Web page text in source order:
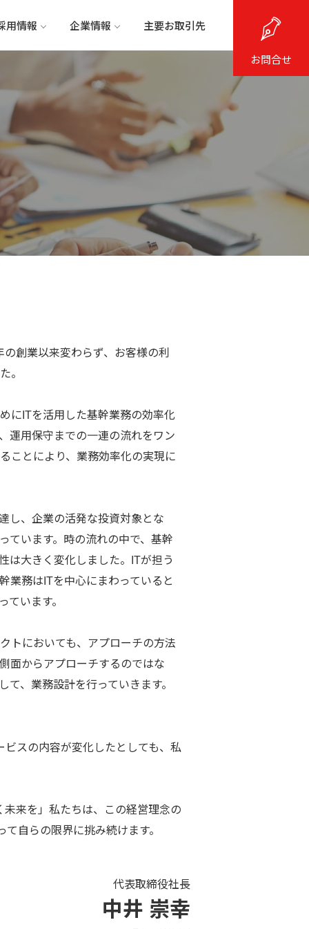
用情報 企業情報 主要お取引先
お問合せ
創業以来変わらず、お客様の利
。
にITを活用した基幹業務の効率化
運用保守までの一連の流れをワン
ことにより、業務効率化の実現に
し、企業の活発な投資対象とな
ています。時の流れの中で、基幹
は大きく変化しました。ITが担う
業務はITを中心にまわっていると
ています。
トにおいても、アプローチの方法
面からアプローチするのではな
て、業務設計を行っていきます。
スの内容が変化したとしても、私
来を」私たちは、この経営理念の
自らの限界に挑み続けます。
中井 崇幸